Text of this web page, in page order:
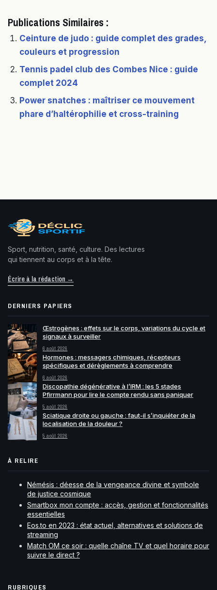
Publications Similaires :
Ceinture de judo : guide complet des grades,
couleurs et progression
Tennis padel club des Combes Nice : guide
complet 2024
Power snatches : maîtriser ce mouvement
phare d’haltérophilie et cross-training
Sport, nutrition, santé, culture. Des lectures
qui tiennent au corps et à la tête.
Écrire à la rédaction →
DERNIERS PAPIERS
Œstrogènes : effets sur le corps, variations du cycle et
signaux à surveiller
6 août 2026
Hormones : messagers chimiques, récepteurs
spécifiques et dérèglements à comprendre
6 août 2026
Discopathie dégénérative à l’IRM : les 5 stades
Pfirrmann pour lire le compte rendu sans paniquer
5 août 2026
Sciatique droite ou gauche : faut-il s’inquiéter de la
localisation de la douleur ?
5 août 2026
À RELIRE
Némésis : déesse de la vengeance divine et symbole
de justice cosmique
Smartbox mon compte : accès, gestion et fonctionnalités
essentielles
Eos.to en 2023 : état actuel, alternatives et solutions de
streaming
Match OM ce soir : quelle chaîne TV et quel horaire pour
suivre le direct ?
RUBRIQUES